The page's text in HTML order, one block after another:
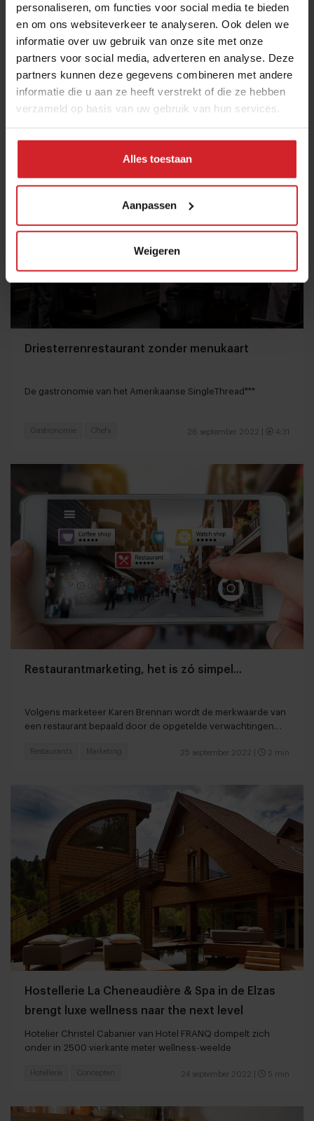
personaliseren, om functies voor social media te bieden
en om ons websiteverkeer te analyseren. Ook delen we
informatie over uw gebruik van onze site met onze
partners voor social media, adverteren en analyse. Deze
partners kunnen deze gegevens combineren met andere
informatie die u aan ze heeft verstrekt of die ze hebben
verzameld op basis van uw gebruik van hun services.
Alles toestaan
Aanpassen
Weigeren
Plan voor energiesteun op z'n vroegst in
november
Verder zakennieuws over plantaardige groeispurt horeca én
26 september 2022| 4 min
Foodservice Prijsstijgingen
Driesterrenrestaurant zonder menukaart
De gastronomie van het Amerikaanse SingleThread***
26 september 2022 4:31
Gastronomie Chefs
Restaurantmarketing, het is zó simpel...
Volgens marketeer Karen Brennan wordt de merkwaarde van
een restaurant bepaald door de opgetelde verwachtingen
25 september 2022 2 min
Restaurants Marketing
Hostellerie La Cheneaudière & Spa in de Elzas
brengt luxe wellness naar the next level
Hotelier Christel Cabanier van Hotel FRANQ dompelt zich
onder in 2500 vierkante meter wellness-weelde
24 september 2022 5 min
Hotellerie Concepten